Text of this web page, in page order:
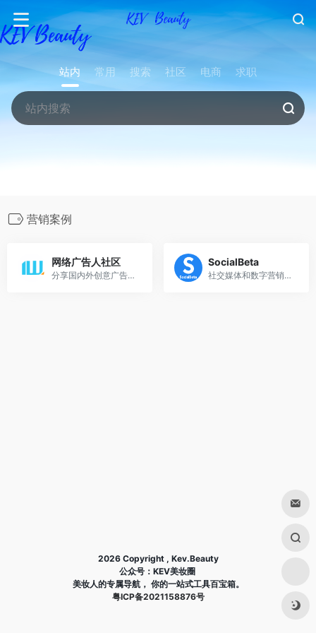
站内 常用 搜索 社区 电商 求职
营销案例
网络广告人社区
分享国内外创意广告和网络营销及市场营销案例
SocialBeta
社交媒体和数字营销内容
2026 Copyright , Kev.Beauty
公众号：KEV美妆圈
美妆人的专属导航， 你的一站式工具百宝箱。
粤ICP备2021158876号